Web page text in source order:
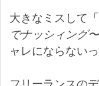
大きなミスして「
でナッシィング
ャレにならないっ